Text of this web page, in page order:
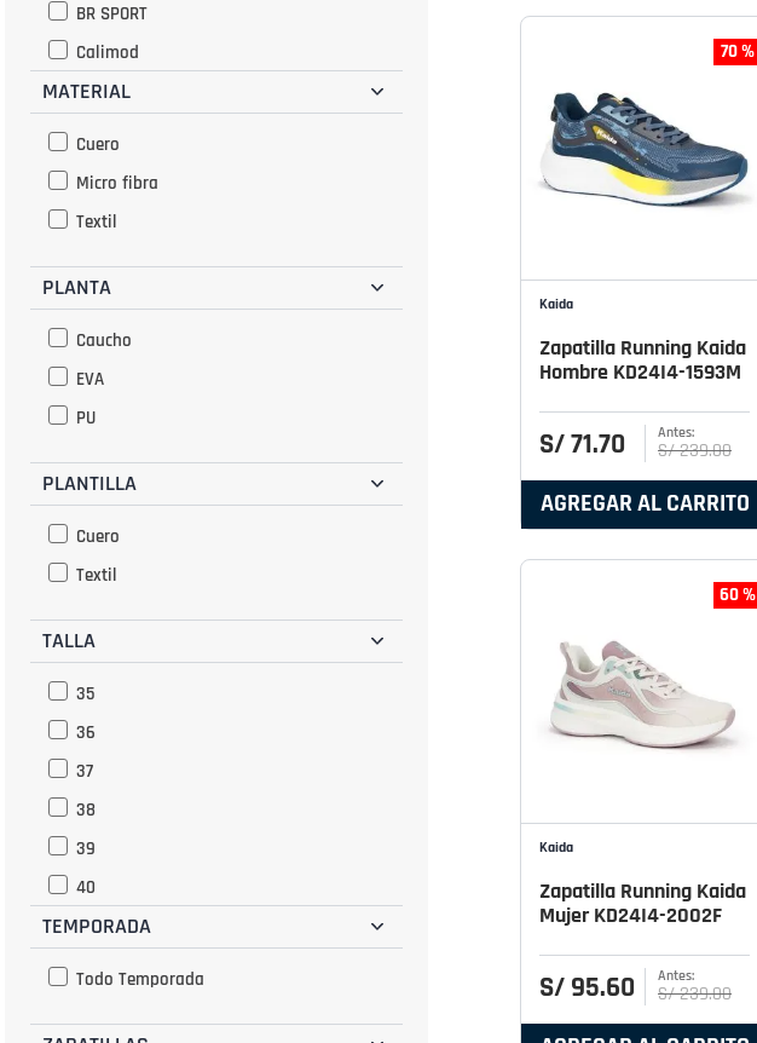
Naranja
Negro
Nutria
Olivo
Plomo
Taupe
Hueso
BR SPORT
Calimod
Apolo
MATERIAL
Cuero
Micro fibra
Textil
PLANTA
Caucho
EVA
PU
PLANTILLA
Cuero
Textil
TALLA
35
36
37
38
39
40
41
TEMPORADA
Todo Temporada
70 %
Kaida
Zapatilla Running Kaida
Hombre KD24I4-1593M
S/71.70 S/239.00
AGREGAR AL CARRITO
60 %
Kaida
Zapatilla Running Kaida
Mujer KD24I4-2002F
S/ 95.60 S/239.00